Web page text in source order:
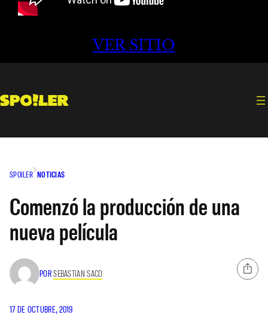
VER SITIO
SPOILER NOTICIAS
Comenzó la producción de una
nueva película
PORSEBASTIAN SACO
17 DE OCTUBRE, 2019